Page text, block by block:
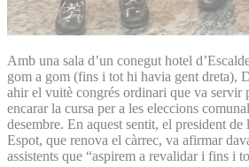
Amb una sala d’un conegut hotel
gom a gom (fins i tot hi havia gent dreta),
ahir el vuitè congrés ordinari que va servir
encarar la cursa per a les eleccions
desembre. En aquest sentit, el president
Espot, que renova el càrrec, va afirmar
assistents que “aspirem a revalidar i fins i